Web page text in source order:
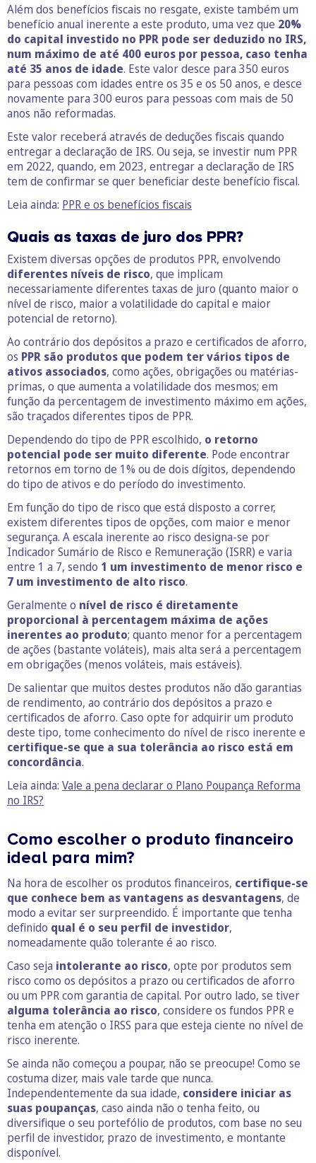
Além dos benefícios fiscais no resgate, existe também um
benefício anual inerente a este produto, uma vez que 20%
do capital investido no PPR pode ser deduzido no IRS,
num máximo de até 400 euros por pessoa, caso tenha
até 35 anos de idade. Este valor desce para 350 euros
para pessoas com idades entre os 35 e os 50 anos, e desce
novamente para 300 euros para pessoas com mais de 50
anos não reformadas.
Este valor receberá através de deduções fiscais quando
entregar a declaração de IRS. Ou seja, se investir num PPR
em 2022, quando, em 2023, entregar a declaração de IRS
tem de confirmar se quer beneficiar deste benefício fiscal.
Leia ainda: PPR e os benefícios fiscais
Quais as taxas de juro dos PPR?
Existem diversas opções de produtos PPR, envolvendo
diferentes níveis de risco, que implicam
necessariamente diferentes taxas de juro (quanto maior o
nível de risco, maior a volatilidade do capital e maior
potencial de retorno).
Ao contrário dos depósitos a prazo e certificados de aforro,
os PPR são produtos que podem ter vários tipos de
ativos associados, como ações, obrigações ou matérias-
primas, o que aumenta a volatilidade dos mesmos; em
função da percentagem de investimento máximo em ações,
são traçados diferentes tipos de PPR.
Dependendo do tipo de PPR escolhido, o retorno
potencial pode ser muito diferente. Pode encontrar
retornos em torno de 1% ou de dois dígitos, dependendo
do tipo de ativos e do período do investimento.
Em função do tipo de risco que está disposto a correr,
existem diferentes tipos de opções, com maior e menor
segurança. A escala inerente ao risco designa-se por
Indicador Sumário de Risco e Remuneração (ISRR) e varia
entre 1 a 7, sendo 1 um investimento de menor risco e
7 um investimento de alto risco.
Geralmente o nível de risco é diretamente
proporcional à percentagem máxima de ações
inerentes ao produto; quanto menor for a percentagem
de ações (bastante voláteis), mais alta será a percentagem
em obrigações (menos voláteis, mais estáveis).
De salientar que muitos destes produtos não dão garantias
de rendimento, ao contrário dos depósitos a prazo e
certificados de aforro. Caso opte for adquirir um produto
deste tipo, tome conhecimento do nível de risco inerente e
certifique-se que a sua tolerância ao risco está em
concordância.
Leia ainda: Vale a pena declarar o Plano Poupança Reforma
no IRS?
Como escolher o produto financeiro
ideal para mim?
Na hora de escolher os produtos financeiros, certifique-se
que conhece bem as vantagens as desvantagens, de
modo a evitar ser surpreendido. É importante que tenha
definido qual é o seu perfil de investidor,
nomeadamente quão tolerante é ao risco.
Caso seja intolerante ao risco, opte por produtos sem
risco como os depósitos a prazo ou certificados de aforro
ou um PPR com garantia de capital. Por outro lado, se tiver
alguma tolerância ao risco, considere os fundos PPR e
tenha em atenção o IRSS para que esteja ciente no nível de
risco inerente.
Se ainda não começou a poupar, não se preocupe! Como se
costuma dizer, mais vale tarde que nunca.
Independentemente da sua idade, considere iniciar as
suas poupanças, caso ainda não o tenha feito, ou
diversifique o seu portefólio de produtos, com base no seu
perfil de investidor, prazo de investimento, e montante
disponível.